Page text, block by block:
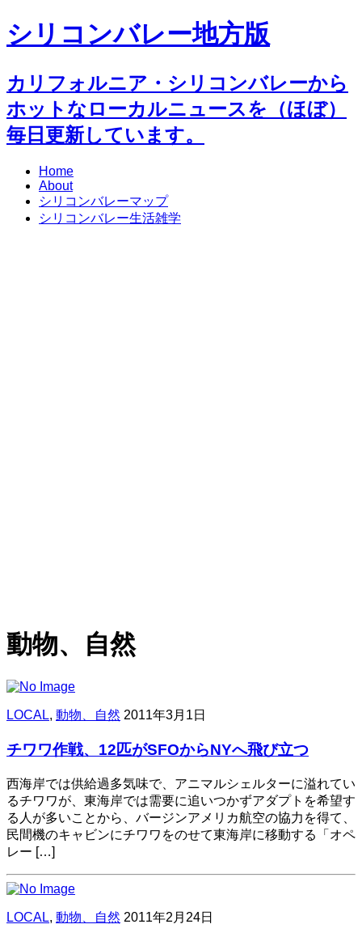
シリコンバレー地方版
カリフォルニア・シリコンバレーから
ホットなローカルニュースを（ほぼ）
毎日更新しています。
Home
About
シリコンバレーマップ
シリコンバレー生活雑学
動物、自然
LOCAL, 動物、自然 2011年3月1日
チワワ作戦、12匹がSFOからNYへ飛び立つ
西海岸では供給過多気味で、アニマルシェルターに溢れてい
るチワワが、東海岸では需要に追いつかずアダプトを希望す
る人が多いことから、バージンアメリカ航空の協力を得て、
民間機のキャビンにチワワをのせて東海岸に移動する「オペ
レー […]
LOCAL, 動物、自然 2011年2月24日